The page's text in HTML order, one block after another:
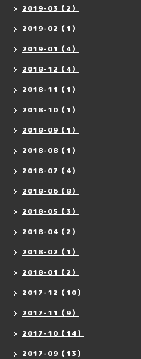
2019-03（2）
2019-02（1）
2019-01（4）
2018-12（4）
2018-11（1）
2018-10（1）
2018-09（1）
2018-08（1）
2018-07（4）
2018-06（8）
2018-05（3）
2018-04（2）
2018-02（1）
2018-01（2）
2017-12（10）
2017-11（9）
2017-10（14）
2017-09（13）